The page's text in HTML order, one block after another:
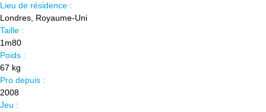
Lieu de résidence :
Londres, Royaume-Uni
Taille :
1m80
Poids :
67 kg
Pro depuis :
2008
Jeu :